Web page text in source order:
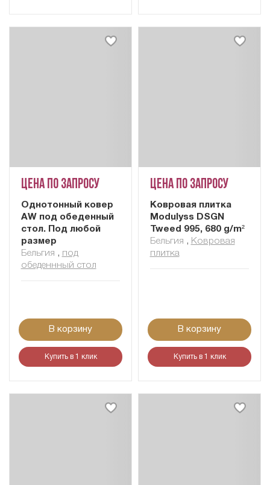
Цена по запросу
Однотонный ковер
AW под обеденный
стол. Под любой
размер
Бельгия , под
обеденнный стол
В корзину
Купить в 1 клик
Цена по запросу
Ковровая плитка
Modulyss DSGN
Tweed 995, 680 g/m²
Бельгия , Ковровая
плитка
В корзину
Купить в 1 клик